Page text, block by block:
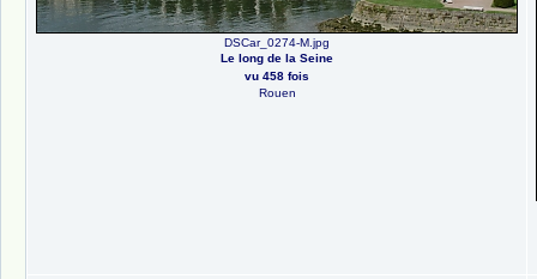
DSCar_0274-M.jpg
Le long de la Seine
vu 458 fois
Rouen